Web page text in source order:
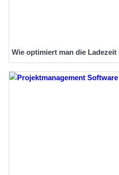
Wie optimiert man die Ladezeit